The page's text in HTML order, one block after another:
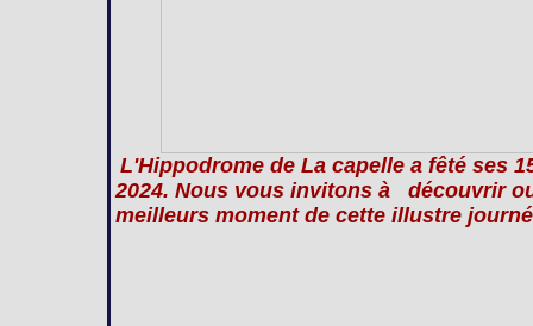
L'Hippodrome de La capelle a fêté ses
2024. Nous vous invitons à découvrir
meilleurs moment de cette illustre